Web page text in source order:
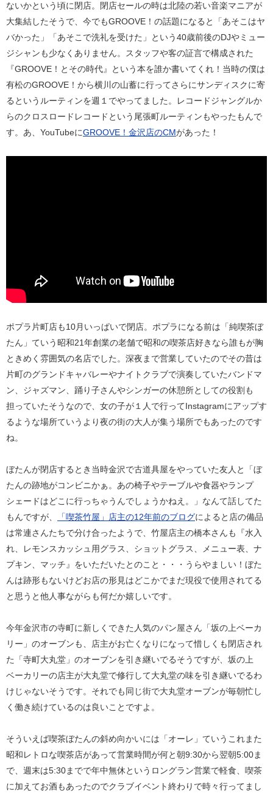
ないかという頃に閉店。閉店セールの時は北陸の若い音楽マニアが
大集結したそうで、今でもGROOVE！の話題になると「あそこはヤ
バかった」「あそこで洗礼を受けた」という40歳前後のDJやミュー
ジシャンも少なくありません。スタッフや客の証言で構成された
『GROOVE！とその時代』という本を誰か書いてくれ！当時の僕は
有松のGROOVE！から横川の山蓄に行ってさらにサンディスクに寄
るというルーティンを週１でやってました。レコードジャングルか
らのクロスロードレコードという尾張町ルーティンもやったもんで
す。あ、YouTubeにGROOVE！金沢店のCMがあった！
ポプラ片町店も10月いっぱいで閉店。ポプラになる前は「純喫茶ぼ
たん」ていう昭和21年創業の老舗で昭和の喫茶店好きなら誰もが胸
ときめく雰囲気の名店でした。深夜まで営業していたのでその昔は
片町のグランドキャバレーやナイトクラブで演奏していたバンドマ
ン、ジャズマン、踊り子さんやシンガーの休憩所としての役割も
担っていたそうなので、女の子が１人で行ってInstagramにアップす
るような場所ていうより夜の街の大人が集う場所でもあったのです
ね。
ぼたんが閉店するとき当時金沢で古道具屋をやっていた友人と「ぼ
たんの跡地がコンビニかぁ。あの椅子やテーブルや食器やランプ
シェードはどこに行っちゃうんでしょうかねえ。」なんて話してた
もんですが、
「喫茶竹屋」店主の12年前のブログによると店の備品
は常連さんたちで分け合ったようで、竹屋店主の橋本さんも『水入
れ、レモンスカッシュ用グラス、ショットグラス、メニュー表、ナ
プキン、マッチ』をいただいたとのこと・・・うらやましい！ぼた
んは跡形もないけどお店の形見はどこかでまだ現役で使用されてる
と思うと他人事ながらも何だか嬉しいです。
今年金沢市の寺町に新しくできた人気のパン屋さん「坂の上ベーカ
リー」のオーブンも、店主がお亡くなりになって惜しくも閉店され
た「寺町大丸堂」のオーブンを引き継いでるそうですが、坂の上
ベーカリーの店主が大丸堂で修行して大丸堂の味を引き継いでるわ
けじゃないそうです。それでも同じ街で大丸堂オーブンが毎朝忙し
く働き続けているのは良いことですよ。
そういえば喫茶ぼたんの斜め向かいには「オーレ」ていうこれまた
昭和レトロな喫茶店があって営業時間が何と朝9:30から翌朝5:00ま
で、週末は5:30までで年中無休というロングラン営業で軽食、喫茶
に加えてお酒もあったのでクラブイベント終わりで時々行ってまし